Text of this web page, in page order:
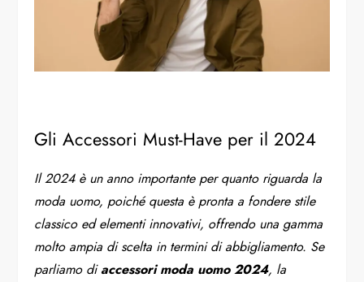
Gli Accessori Must-Have per il 2024
Il 2024 è un anno importante per quanto riguarda la
moda uomo, poiché questa è pronta a fondere stile
classico ed elementi innovativi, offrendo una gamma
molto ampia di scelta in termini di abbigliamento. Se
parliamo diaccessori moda uomo 2024, la